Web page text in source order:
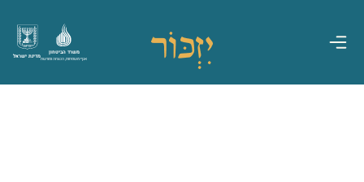
מדינת ישראל
משרד הביטחון
אגף משפחות, הנצחה ומורשת